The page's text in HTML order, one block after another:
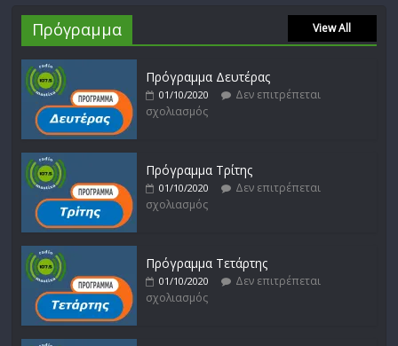
Πρόγραμμα View All
Πρόγραμμα Δευτέρας
01/10/2020
Δεν επιτρέπεται
σχολιασμός
Πρόγραμμα Τρίτης
01/10/2020
Δεν επιτρέπεται
σχολιασμός
Πρόγραμμα Τετάρτης
01/10/2020
Δεν επιτρέπεται
σχολιασμός